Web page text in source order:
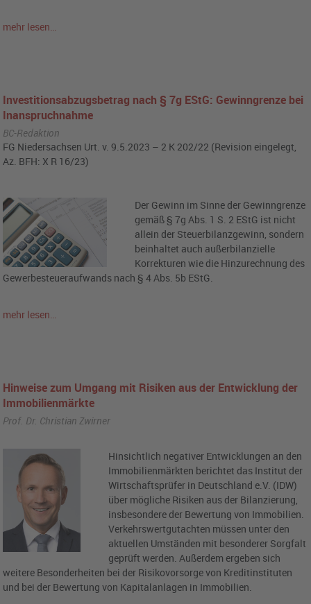
mehr lesen…
Investitionsabzugsbetrag nach § 7g EStG: Gewinngrenze bei
Inanspruchnahme
BC-Redaktion
FG Niedersachsen Urt. v. 9.5.2023 – 2 K 202/22 (Revision eingelegt,
Az. BFH: X R 16/23)
Der Gewinn im Sinne der Gewinngrenze
gemäß § 7g Abs. 1 S. 2 EStG ist nicht
allein der Steuerbilanzgewinn, sondern
beinhaltet auch außerbilanzielle
Korrekturen wie die Hinzurechnung des
Gewerbesteueraufwands nach § 4 Abs. 5b EStG.
mehr lesen…
Hinweise zum Umgang mit Risiken aus der Entwicklung der
Immobilienmärkte
Prof. Dr. Christian Zwirner
Hinsichtlich negativer Entwicklungen an den
Immobilienmärkten berichtet das Institut der
Wirtschaftsprüfer in Deutschland e.V. (IDW)
über mögliche Risiken aus der Bilanzierung,
insbesondere der Bewertung von Immobilien.
Verkehrswertgutachten müssen unter den
aktuellen Umständen mit besonderer Sorgfalt
geprüft werden. Außerdem ergeben sich
weitere Besonderheiten bei der Risikovorsorge von Kreditinstituten
und bei der Bewertung von Kapitalanlagen in Immobilien.